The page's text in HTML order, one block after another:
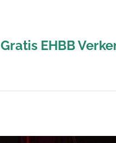
Gratis EHBB